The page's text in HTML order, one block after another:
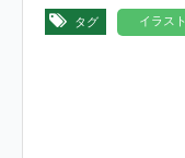
タグ イラスト